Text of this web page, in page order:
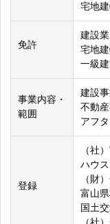
宅地
免許
建設
宅地
一級
事業内容・
範囲
建設
不動
アフ
登録
（社
ハウ
（財
富山
国土